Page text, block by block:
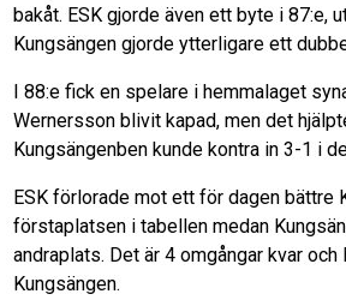
bakåt. ESK gjorde även ett byte i 87:e,
Kungsängen gjorde ytterligare ett
I 88:e fick en spelare i hemmalaget
Wernersson blivit kapad, men det
Kungsängenben kunde kontra in 3-1 i
ESK förlorade mot ett för dagen bättre
förstaplatsen i tabellen medan
andraplats. Det är 4 omgångar kvar
Kungsängen.